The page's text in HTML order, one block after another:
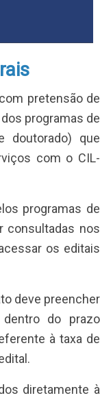
pretensão de
programas de
doutorado) que
com o CIL-
programas de
consultadas nos
os editais
deve preencher
do prazo
à taxa de
diretamente à